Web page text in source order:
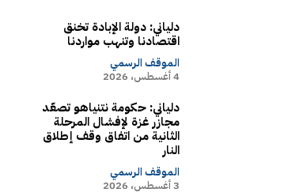
دلياني: دولة الإبادة تخنق
اقتصادنا وتنهب مواردنا
الموقف الرسمي
4 أغسطس، 2026
دلياني: حكومة نتنياهو تصعّد
مجازر غزة لإفشال المرحلة
الثانية من اتفاق وقف إطلاق
النار
الموقف الرسمي
3 أغسطس، 2026